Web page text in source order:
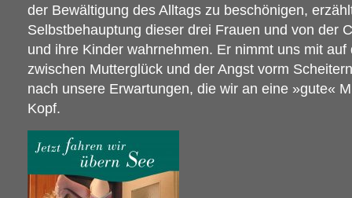
der Bewältigung des Alltags zu beschönigen,
Selbstbehauptung dieser drei Frauen und von der
und ihre Kinder wahrnehmen. Er nimmt uns mit
zwischen Mutterglück und der Angst vorm
nach unsere Erwartungen, die wir an eine »gute«
Kopf.